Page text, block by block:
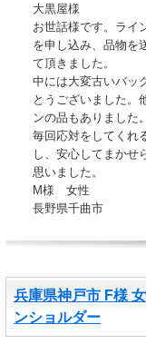
大黒屋様
お世話様です。ライ
を申し込み、品物を
て頂きました。
中には大変古いバッ
とうございました。
ンの品もありました。
毎回応対をしてくれ
し、安心してまかせ
思いました。
M様 女性
長野県千曲市
兵庫県神戸市 F様
ンショルダー